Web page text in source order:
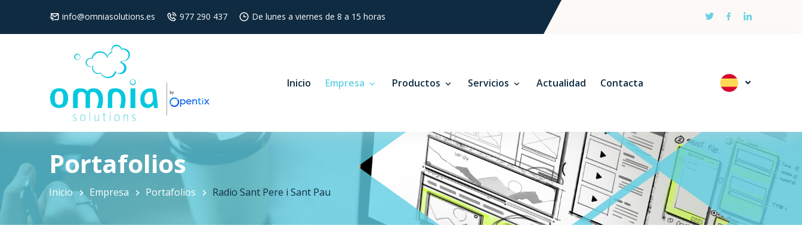
info@omniasolutions.es 977 290 437 De lunes a viernes de 8 a 15 horas
Inicio Empresa Productos Servicios Actualidad Contacta
Portafolios
Inicio Empresa Portafolios Radio Sant Pere i Sant Pau